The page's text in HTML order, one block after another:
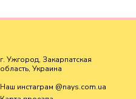
г. Ужгород, Закарпатская
область, Украина
Наш инстаграм @nays.com.ua